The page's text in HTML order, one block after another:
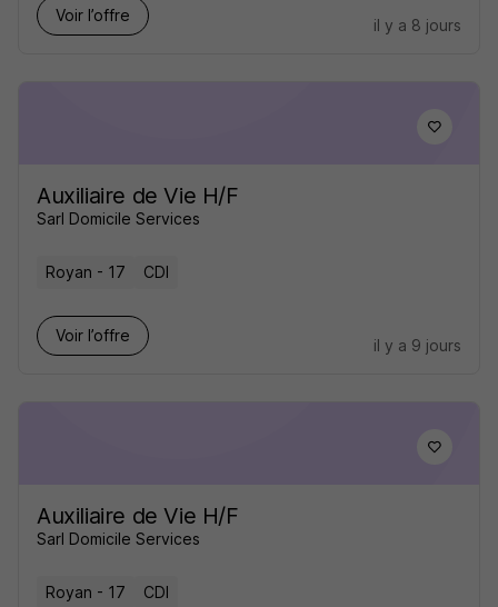
Voir l’offre
il y a 8 jours
Auxiliaire de Vie H/F
Sarl Domicile Services
Royan - 17 CDI
Voir l’offre
il y a 9 jours
Auxiliaire de Vie H/F
Sarl Domicile Services
Royan - 17 CDI